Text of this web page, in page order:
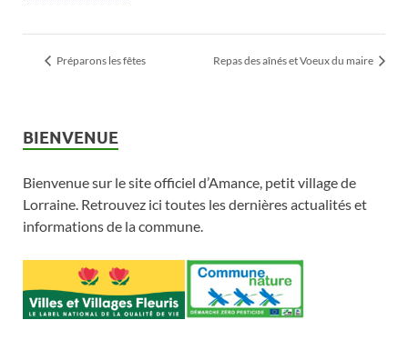
Préparons les fêtes Repas des aînés et Voeux du maire
BIENVENUE
Bienvenue sur le site officiel d’Amance, petit village de
Lorraine. Retrouvez ici toutes les dernières actualités et
informations de la commune.